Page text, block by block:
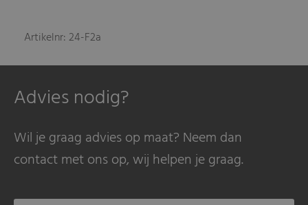
Artikelnr: 24-F2a
Advies nodig?
Wil je graag advies op maat? Neem dan
contact met ons op, wij helpen je graag.